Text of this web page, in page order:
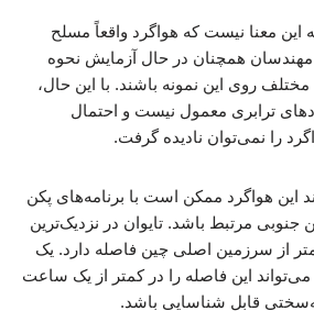
این معنا نیست که هواگرد واقعاً مسلح
همچنان در حال آزمایش نحوه
روی این نمونه باشند. با این حال،
ترابری معمول نیست و احتمال
را نمی‌توان نادیده گرفت.
این هواگرد ممکن است با برنامه‌های پکن
جنوبی مرتبط باشد. تایوان در نزدیک‌ترین
به ۱۸۰ کیلومتر از سرزمین اصلی چین فاصله دارد. یک
این فاصله را در کمتر از یک ساعت
قابل شناسایی باشد.